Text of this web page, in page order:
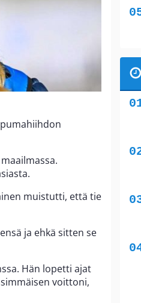
muistutti, että tie
ja ehkä sitten se
Hän lopetti ajat
voittoni,